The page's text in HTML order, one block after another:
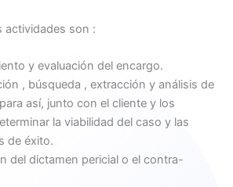
actividades son :
y evaluación del encargo.
, búsqueda , extracción y análisis de
así, junto con el cliente y los
la viabilidad del caso y las
de éxito.
del dictamen pericial o el contra-